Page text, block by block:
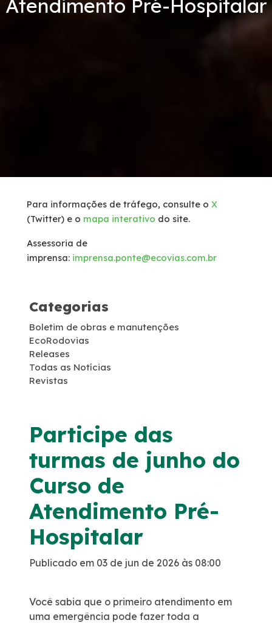
Serviços
Links Úteis
Carta ao Usuário
Notícias
Sustentabilidade
Projetos Socioambientais
Compromisso de Regularização Ambiental
Compromisso Ambiental
Certificações
Iconografia - A Ponta do Caju
Atendimento Pré-Hospitalar
Para informações de tráfego, consulte o X
(Twitter) e o mapa interativo do site.
Assessoria de
imprensa: imprensa.ponte@ecovias.com.br
Categorias
Boletim de obras e manutenções
EcoRodovias
Releases
Todas as Notícias
Revistas
Participe das
turmas de junho do
Curso de
Atendimento Pré-
Hospitalar
Publicado em 03 de jun de 2026 às 08:00
Você sabia que o primeiro atendimento em
uma emergência pode fazer toda a